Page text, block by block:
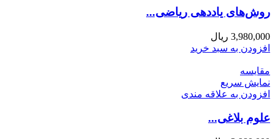
روش‌های یاددهی ریاضی...
3,980,000 ریال
افزودن به سبد خرید
مقايسه
نمایش سریع
افزودن به علاقه مندی
علوم بلاغی...